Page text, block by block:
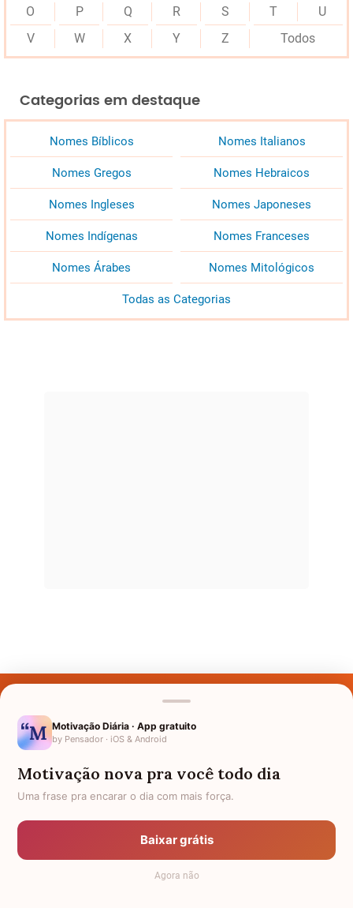
O
P Q R S T
U
V
W X Y Z Todos
Categorias em destaque
Nomes Bíblicos Nomes Italianos
Nomes Gregos Nomes Hebraicos
Nomes Ingleses Nomes Japoneses
Nomes Indígenas Nomes Franceses
Nomes Árabes Nomes Mitológicos
Todas as Categorias
Nomes pelo Mundo
Política de Privacidade
Anuncie
Termos de Uso
Motivação Diária · App gratuito
by Pensador · iOS & Android
Motivação nova pra você todo dia
Uma frase pra encarar o dia com mais força.
Baixar grátis
Agora não